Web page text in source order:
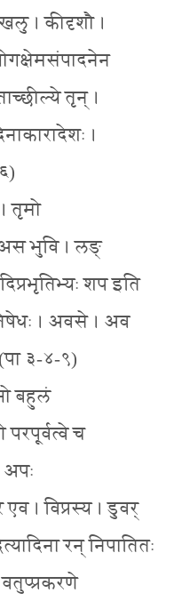
खलु । कीदृशौ ।
तृन् ।
।
तृमो
। अस भुवि । लङ्
शप इति
। अवसे । अव
३-४-९)
बहुलं
परपूर्वत्वे च
अपः
एव । विप्रस्य । डुवर्
रन् निपातितः
वतुप्प्रकरणे